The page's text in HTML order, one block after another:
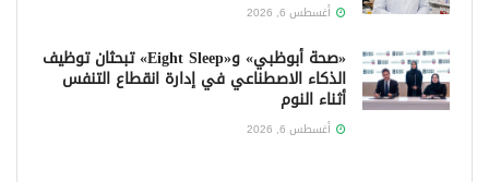
أغسطس 6, 2026
«صحة أبوظبي» و«Eight Sleep» تبحثان توظيف
الذكاء الاصطناعي في إدارة انقطاع التنفس
أثناء النوم
أغسطس 6, 2026